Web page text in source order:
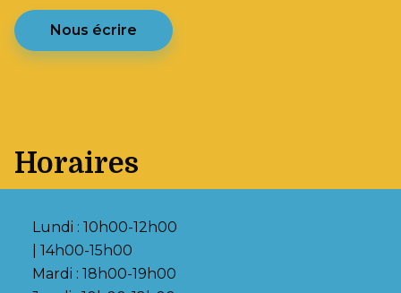
Nous écrire
Horaires
Lundi : 10h00-12h00
| 14h00-15h00
Mardi : 18h00-19h00